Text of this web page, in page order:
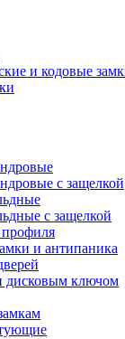
и кодовые
с защелкой
с защелкой
профиля
и антипаника
дисковым ключом